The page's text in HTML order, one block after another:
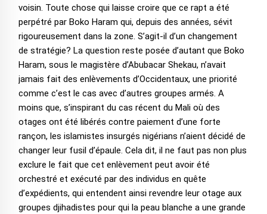
voisin. Toute chose qui laisse croire que ce rapt a été
perpétré par Boko Haram qui, depuis des années, sévit
rigoureusement dans la zone. S’agit-il d’un changement
de stratégie? La question reste posée d’autant que Boko
Haram, sous le magistère d’Abubacar Shekau, n’avait
jamais fait des enlèvements d’Occidentaux, une priorité
comme c’est le cas avec d’autres groupes armés. A
moins que, s’inspirant du cas récent du Mali où des
otages ont été libérés contre paiement d’une forte
rançon, les islamistes insurgés nigérians n’aient décidé de
changer leur fusil d’épaule. Cela dit, il ne faut pas non plus
exclure le fait que cet enlèvement peut avoir été
orchestré et exécuté par des individus en quête
d’expédients, qui entendent ainsi revendre leur otage aux
groupes djihadistes pour qui la peau blanche a une grande